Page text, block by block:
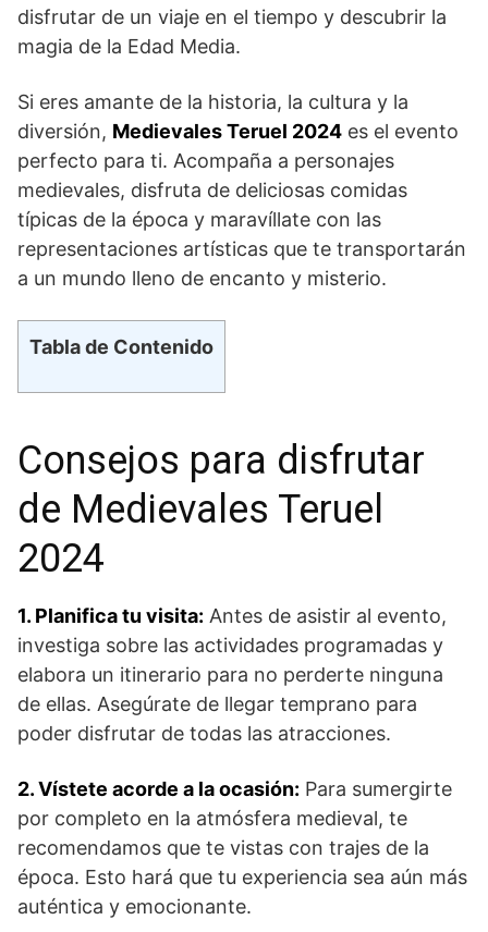
disfrutar de un‌ viaje en‌ el tiempo ‌y descubrir⁣ la
magia de la Edad Media.
Si eres amante de la historia, la cultura y la
diversión, Medievales Teruel 2024 es el evento⁣
perfecto para ti. Acompaña a personajes
medievales, disfruta de deliciosas comidas
típicas de la época y maravíllate‌ con las
representaciones artísticas⁣ que te transportarán
a un mundo lleno de encanto y misterio.
Tabla de Contenido
Consejos para⁢ disfrutar
de Medievales Teruel
2024
1. Planifica tu visita: ⁤Antes⁤ de asistir al evento,⁢
investiga sobre las actividades⁤ programadas y
elabora un itinerario para no ⁣perderte ⁤ninguna
de ellas. Asegúrate de llegar temprano ‍para
poder‍ disfrutar de todas las atracciones.
2. Vístete acorde a la ocasión: Para‌ sumergirte
por completo ‌en la atmósfera medieval, te
recomendamos que te vistas con trajes⁣ de la
época. Esto hará​ que⁣ tu experiencia sea aún​ más
auténtica y emocionante.